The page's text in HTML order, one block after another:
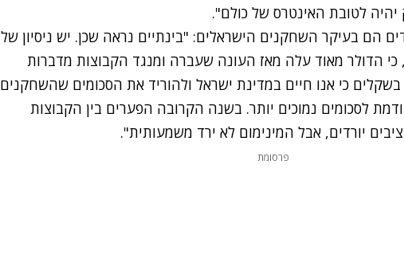
לטובת האינטרס של כולם".
הם בעיקר השחקנים הישראלים: "בינתיים נראה שכן. יש ניסיון של
הדולר מאוד עלה מאז העונה שעברה ומנגד הקבוצות מדברות
כי אנו חיים במדינת ישראל ולהוריד את הסכומים שהשחקנים
לסכומים נמוכים יותר. בשנה הקרובה הפערים בין הקבוצות
יורדים, אבל המינימום לא ירד משמעותית".
פרסומת